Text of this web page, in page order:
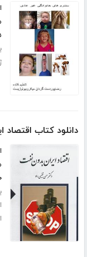
دانلود کتاب اقتصاد